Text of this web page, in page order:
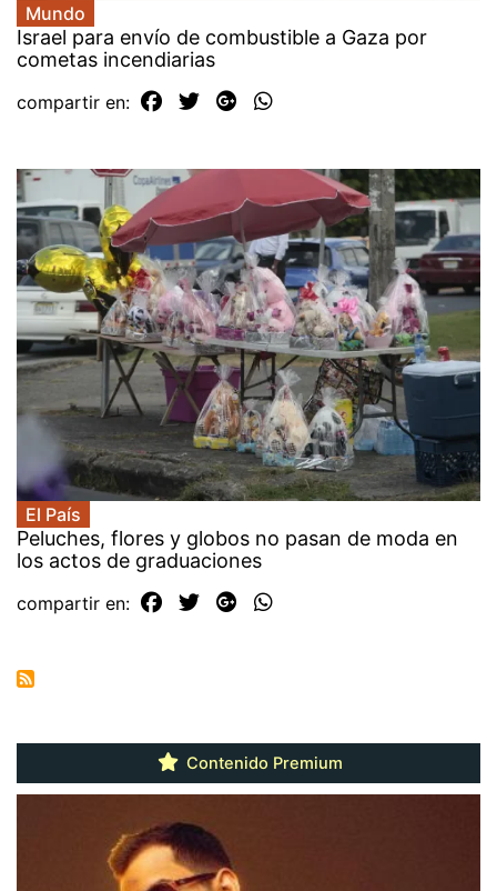
Mundo
Israel para envío de combustible a Gaza por
cometas incendiarias
compartir en:
El País
Peluches, flores y globos no pasan de moda en
los actos de graduaciones
compartir en:
Contenido Premium